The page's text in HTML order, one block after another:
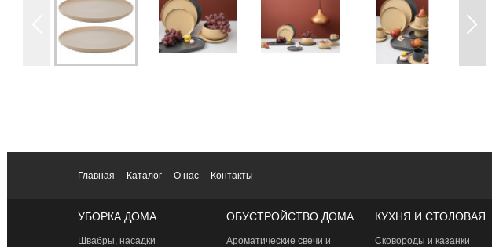
Главная Каталог О нас Контакты
УБОРКА ДОМА
Швабры, насадки
ОБУСТРОЙСТВО ДОМА
Ароматические свечи и
КУХНЯ И СТОЛОВАЯ
Сковороды и казанки